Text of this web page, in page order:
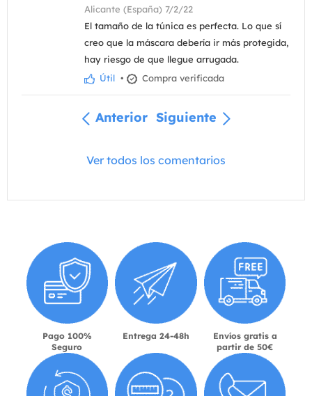
Alicante (España) 7/2/22
El tamaño de la túnica es perfecta. Lo que sí
creo que la máscara debería ir más protegida,
hay riesgo de que llegue arrugada.
Útil • Compra verificada
Anterior Siguiente
Ver todos los comentarios
Pago 100%
Seguro
Entrega 24-48h
Envíos gratis a
partir de 50€